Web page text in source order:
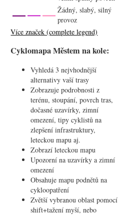
Žádný, slabý, silný
provoz
Více značek (complete legend)
Cyklomapa Městem na kole:
Vyhledá 3 nejvhodnější
alternativy vaší trasy
Zobrazuje podrobnosti z
terénu, stoupání, povrch tras,
dočasné uzavírky, zimní
omezení, tipy cyklistů na
zlepšení infrastruktury,
leteckou mapu aj.
Zobrazí leteckou mapu
Upozorní na uzavírky a zimní
omezení
Obsahuje mapu podnětů na
cykloopatření
Zvětší vybranou oblast pomocí
shift+tažení myší, nebo